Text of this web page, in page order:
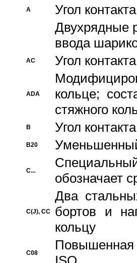
A
Угол
Двухрядные
ввода
AC Угол
ADA
кольце;
стяжного
B Угол
B20
C...
обозначает
C(J), CC
Два
бортов и
кольцу
C08
Повышенная